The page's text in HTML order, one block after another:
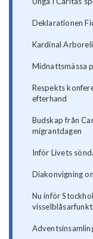
Deklarationen
Kardinal
Midnattsmässa
Respekts
efterhand
Budskap från
migrantdagen
Inför Livets
Diakonvigning
Nu inför